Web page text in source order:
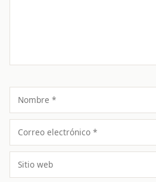
Nombre
Correo
electrónico
Sitio
web